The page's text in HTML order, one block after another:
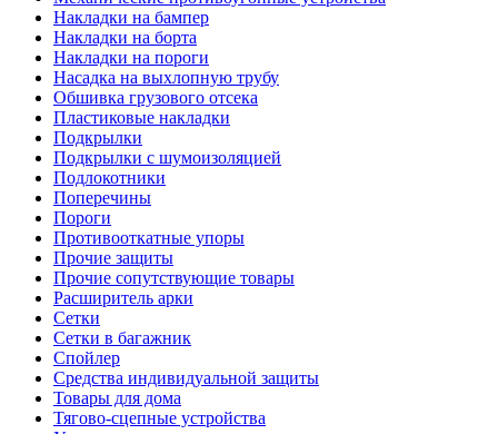
Накладки на бампер
Накладки на борта
Накладки на пороги
Насадка на выхлопную трубу
Обшивка грузового отсека
Пластиковые накладки
Подкрылки
Подкрылки с шумоизоляцией
Подлокотники
Поперечины
Пороги
Противооткатные упоры
Прочие защиты
Прочие сопутствующие товары
Расширитель арки
Сетки
Сетки в багажник
Спойлер
Средства индивидуальной защиты
Товары для дома
Тягово-сцепные устройства